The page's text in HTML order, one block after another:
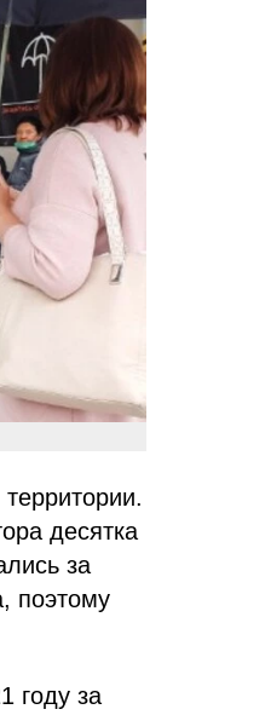
десятка
за
поэтому
году за